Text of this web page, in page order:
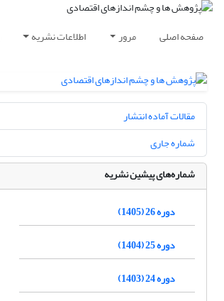
صفحه اصلی مرور اطلاعات نشریه
مقالات آماده انتشار
شماره جاری
شماره‌های پیشین نشریه
دوره 26 (1405)
دوره 25 (1404)
دوره 24 (1403)